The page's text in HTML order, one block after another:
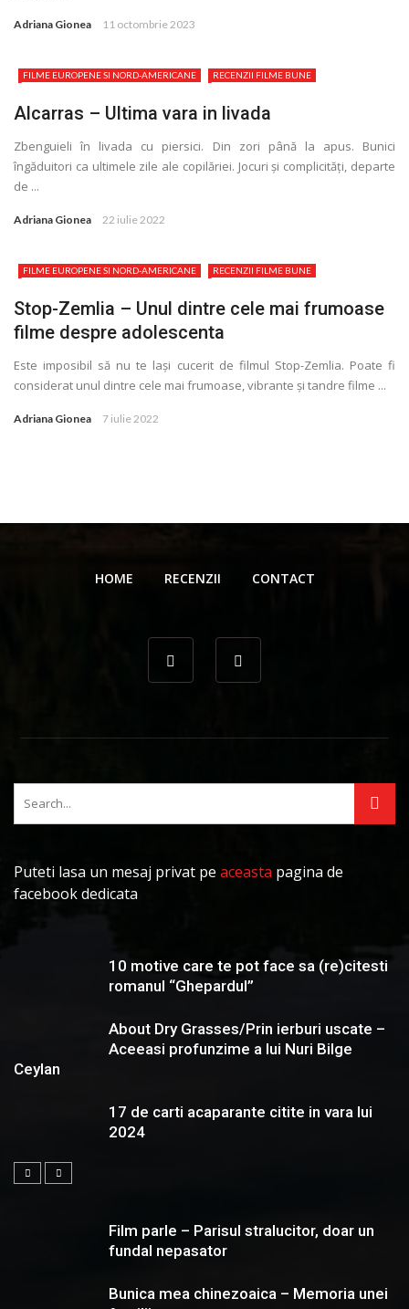
Adriana Gionea 11 octombrie 2023
FILME EUROPENE SI NORD-AMERICANE RECENZII FILME BUNE
Alcarras – Ultima vara in livada
Zbenguieli în livada cu piersici. Din zori până la apus. Bunici
îngăduitori ca ultimele zile ale copilăriei. Jocuri și complicităţi, departe
de ...
Adriana Gionea 22 iulie 2022
FILME EUROPENE SI NORD-AMERICANE RECENZII FILME BUNE
Stop-Zemlia – Unul dintre cele mai frumoase
filme despre adolescenta
Este imposibil să nu te lași cucerit de filmul Stop-Zemlia. Poate fi
considerat unul dintre cele mai frumoase, vibrante și tandre filme ...
Adriana Gionea 7 iulie 2022
HOME RECENZII CONTACT
Puteti lasa un mesaj privat pe aceasta pagina de
facebook dedicata
10 motive care te pot face sa (re)citesti
romanul “Ghepardul”
About Dry Grasses/Prin ierburi uscate –
Aceeasi profunzime a lui Nuri Bilge
Ceylan
17 de carti acaparante citite in vara lui
2024
Film parle – Parisul stralucitor, doar un
fundal nepasator
Bunica mea chinezoaica – Memoria unei